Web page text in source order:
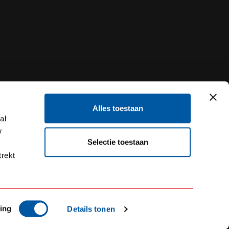
Details tonen
Alles toestaan
Selectie toestaan